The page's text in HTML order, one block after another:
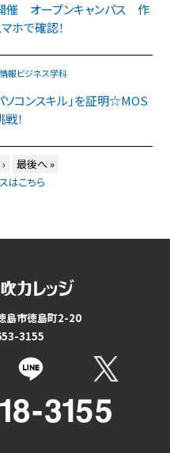
開催 オープンキャンパス 作
マホで確認！
情報ビジネス学科
ソコンスキル」を証明☆MOS
！
最後へ »
はこちら
島市徳島町2-20
3155